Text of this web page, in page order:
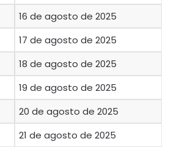
16 de agosto de 2025
17 de agosto de 2025
18 de agosto de 2025
19 de agosto de 2025
20 de agosto de 2025
21 de agosto de 2025